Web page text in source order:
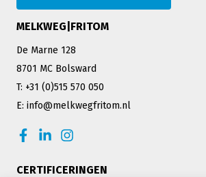
MELKWEG|FRITOM
De Marne 128
8701 MC Bolsward
T: +31 (0)515 570 050
E: info@melkwegfritom.nl
CERTIFICERINGEN